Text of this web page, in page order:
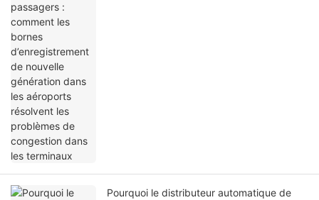
Pourquoi le distributeur automatique de